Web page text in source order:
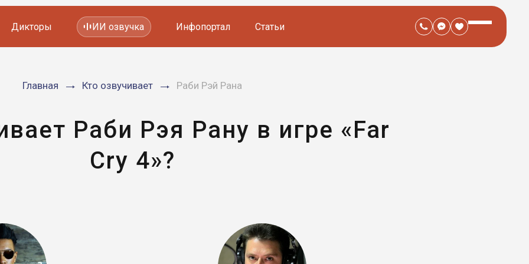
Мультфильмов
Дикторы ИИ озвучка Инфопортал Статьи
Главная Кто озвучивает Раби Рэй Рана
Раби Рэя Рану в игре «Far
Cry 4»?